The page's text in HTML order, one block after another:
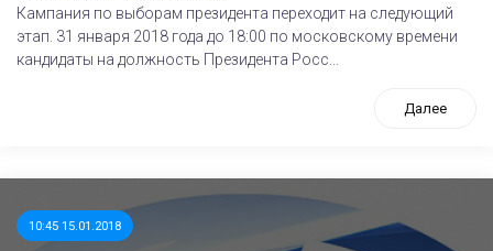
Кампания по выборам президента переходит на следующий
этап. 31 января 2018 года до 18:00 по московскому времени
кандидаты на должность Президента Росс...
Далее
10:45 15.01.2018